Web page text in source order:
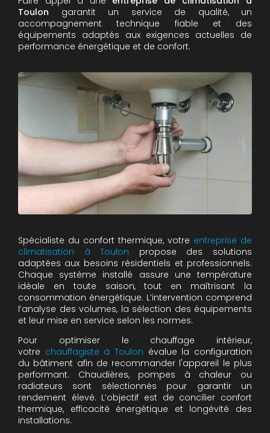
Toulon garantit un service de qualité, un
accompagnement technique fiable et des
équipements adaptés aux exigences actuelles de
performance énergétique et de confort.
Spécialiste du confort thermique, votre entreprise de
climatisation à Toulon propose des solutions
adaptées aux besoins résidentiels et professionnels.
Chaque système installé assure une température
idéale en toute saison, tout en maîtrisant la
consommation énergétique. L’intervention comprend
l’analyse des volumes, la sélection des équipements
et leur mise en service selon les normes.
Pour optimiser le chauffage intérieur,
votre chauffagiste à Toulon évalue la configuration
du bâtiment afin de recommander l'appareil le plus
performant. Chaudières, pompes à chaleur ou
radiateurs sont sélectionnés pour garantir un
rendement élevé. L’objectif est de concilier confort
thermique, efficacité énergétique et longévité des
installations.